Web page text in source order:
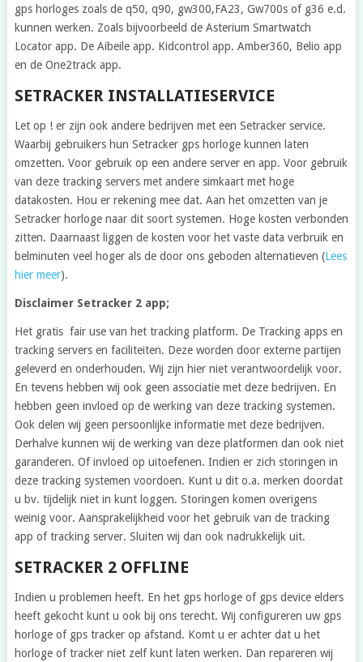
gps horloges zoals de q50, q90, gw300,FA23, Gw700s of g36 e.d.
kunnen werken. Zoals bijvoorbeeld de Asterium Smartwatch
Locator app. De Aibeile app. Kidcontrol app. Amber360, Belio app
en de One2track app.
SETRACKER INSTALLATIESERVICE
Let op ! er zijn ook andere bedrijven met een Setracker service.
Waarbij gebruikers hun Setracker gps horloge kunnen laten
omzetten. Voor gebruik op een andere server en app. Voor gebruik
van deze tracking servers met andere simkaart met hoge
datakosten. Hou er rekening mee dat. Aan het omzetten van je
Setracker horloge naar dit soort systemen. Hoge kosten verbonden
zitten. Daarnaast liggen de kosten voor het vaste data verbruik en
belminuten veel hoger als de door ons geboden alternatieven (Lees
hier meer).
Disclaimer Setracker 2 app;
Het gratis fair use van het tracking platform. De Tracking apps en
tracking servers en faciliteiten. Deze worden door externe partijen
geleverd en onderhouden. Wij zijn hier niet verantwoordelijk voor.
En tevens hebben wij ook geen associatie met deze bedrijven. En
hebben geen invloed op de werking van deze tracking systemen.
Ook delen wij geen persoonlijke informatie met deze bedrijven.
Derhalve kunnen wij de werking van deze platformen dan ook niet
garanderen. Of invloed op uitoefenen. Indien er zich storingen in
deze tracking systemen voordoen. Kunt u dit o.a. merken doordat
u bv. tijdelijk niet in kunt loggen. Storingen komen overigens
weinig voor. Aansprakelijkheid voor het gebruik van de tracking
app of tracking server. Sluiten wij dan ook nadrukkelijk uit.
SETRACKER 2 OFFLINE
Indien u problemen heeft. En het gps horloge of gps device elders
heeft gekocht kunt u ook bij ons terecht. Wij configureren uw gps
horloge of gps tracker op afstand. Komt u er achter dat u het
horloge of tracker niet zelf kunt laten werken. Dan repareren wij